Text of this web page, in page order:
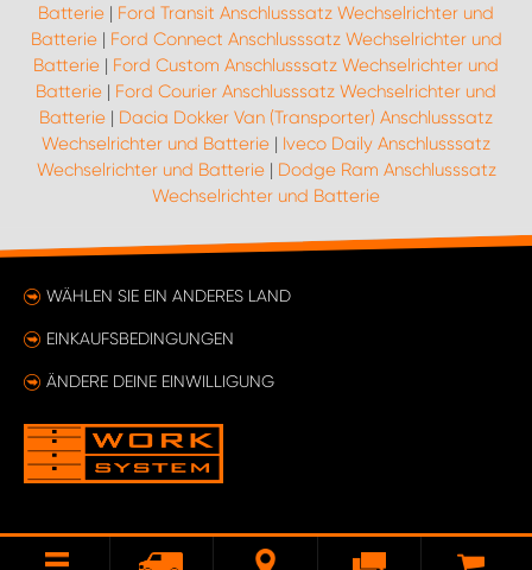
Batterie | Ford Transit Anschlusssatz Wechselrichter und
Batterie| Ford Connect Anschlusssatz Wechselrichter und
Batterie | Ford Custom Anschlusssatz Wechselrichter und
Batterie | Ford Courier Anschlusssatz Wechselrichter und
Batterie | Dacia Dokker Van (Transporter) Anschlusssatz
Wechselrichter und Batterie | Iveco Daily Anschlusssatz
Wechselrichter und Batterie| Dodge Ram Anschlusssatz
Wechselrichter und Batterie
WÄHLEN SIE EIN ANDERES LAND
EINKAUFSBEDINGUNGEN
ÄNDERE DEINE EINWILLIGUNG